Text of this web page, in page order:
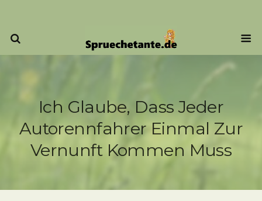
Ich Glaube, Dass Jeder
Autorennfahrer Einmal Zur
Vernunft Kommen Muss